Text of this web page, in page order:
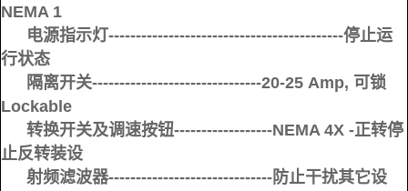
NEMA 1
电源指示灯-------------------------------------------停止运
行状态
隔离开关-------------------------------20-25 Amp, 可锁
Lockable
转换开关及调速按钮------------------NEMA 4X -正转停
止反转装设
射频滤波器------------------------------防止干扰其它设